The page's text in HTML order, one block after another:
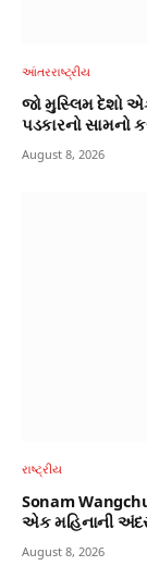
આંતરરાષ્ટ્રીય
જો મુસ્લિમ દેશો
પડકારનો સામનો
August 8, 2026
રાષ્ટ્રીય
Sonam
એક મહિનાની
August 8, 2026